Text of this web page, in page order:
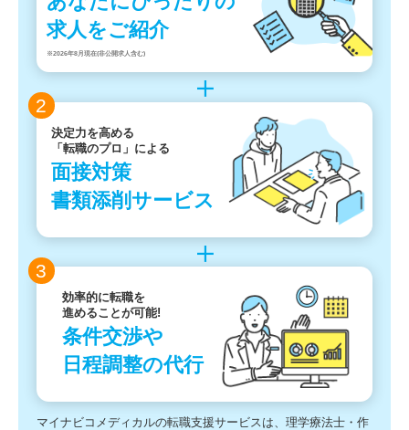
求人をご紹介
※2026年8月現在(非公開求人含む)
2
決定力を高める
「転職のプロ」による
面接対策
書類添削サービス
3
効率的に転職を
進めることが可能!
条件交渉や
日程調整の代行
マイナビコメディカルの転職支援サービスは、理学療法士・作